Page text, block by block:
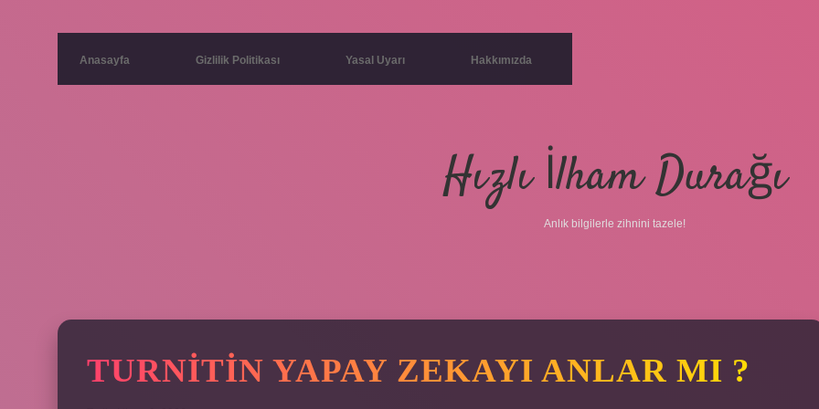
Anasayfa Gizlilik Politikası Yasal Uyarı Hakkımızda
Hızlı İlham Durağı
Anlık bilgilerle zihnini tazele!
TURNITIN YAPAY ZEKAYI ANLAR MI ?